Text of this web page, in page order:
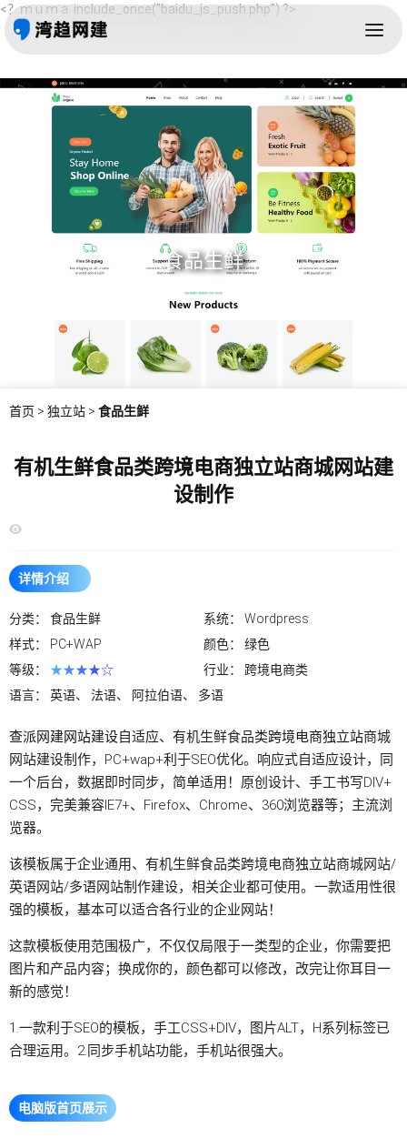
<？ｍｕｍａ include_once("baidu_js_push.php") ?>
食品生鲜
首页 > 独立站 > 食品生鲜
有机生鲜食品类跨境电商独立站商城网站建
设制作
详情介绍
分类： 食品生鲜 系统： Wordpress
样式：
PC+WAP 颜色： 绿色
等级： ★★★★☆ 行业： 跨境电商类
语言： 英语、 法语、 阿拉伯语、 多语
查派网建网站建设自适应、有机生鲜食品类跨境电商独立站商城
网站建设制作，PC+wap+利于SEO优化。响应式自适应设计，同
一个后台，数据即时同步，简单适用！原创设计、手工书写DIV+
CSS，完美兼容IE7+、Firefox、Chrome、360浏览器等；主流浏
览器。
该模板属于企业通用、 有机生鲜食品类跨境电商独立站商城网站/
英语网站/多语网站制作建设，相关企业都可使用。一款适用性很
强的模板，基本可以适合各行业的企业网站！
这款模板使用范围极广，不仅仅局限于一类型的企业，你需要把
图片和产品内容；换成你的，颜色都可以修改，改完让你耳目一
新的感觉！
1.一款利于SEO的模板，手工CSS+DIV，图片ALT，H系列标签已
合理运用。2.同步手机站功能，手机站很强大。
电脑版首页展示